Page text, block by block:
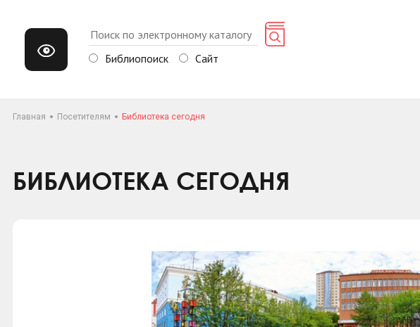
Библиопоиск Сайт
Главная Посетителям Библиотека сегодня
БИБЛИОТЕКА СЕГОДНЯ